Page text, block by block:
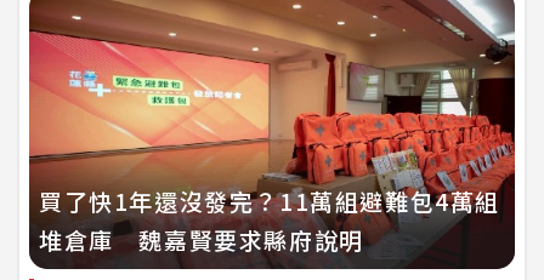
買了快1年還沒發完？11萬組避難包4萬組
堆倉庫 魏嘉賢要求縣府說明